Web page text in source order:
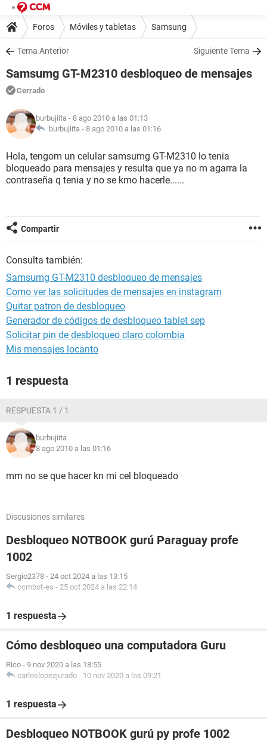
Foros Móviles y tabletas Samsung
Tema Anterior Siguiente Tema
Samsumg GT-M2310 desbloqueo de mensajes
Cerrado
burbujiita - 8 ago 2010 a las 01:13
burbujiita - 8 ago 2010 a las 01:16
Hola, tengom un celular samsumg GT-M2310 lo tenia
bloqueado para mensajes y resulta que ya no m agarra la
contraseña q tenia y no se kmo hacerle......
Compartir
Consulta también:
Samsumg GT-M2310 desbloqueo de mensajes
Como ver las solicitudes de mensajes en instagram
Quitar patron de desbloqueo
Generador de códigos de desbloqueo tablet sep
Solicitar pin de desbloqueo claro colombia
Mis mensajes locanto
1 respuesta
RESPUESTA 1 / 1
burbujiita
8 ago 2010 a las 01:16
mm no se que hacer kn mi cel bloqueado
Discusiones similares
Desbloqueo NOTBOOK gurú Paraguay profe
1002
Sergio2378 - 24 oct 2024 a las 13:15
ccmbot-es - 25 oct 2024 a las 22:14
1 respuesta
Cómo desbloqueo una computadora Guru
Rico - 9 nov 2020 a las 18:55
carloslopezjurado - 10 nov 2020 a las 09:21
1 respuesta
Desbloqueo NOTBOOK gurú py profe 1002